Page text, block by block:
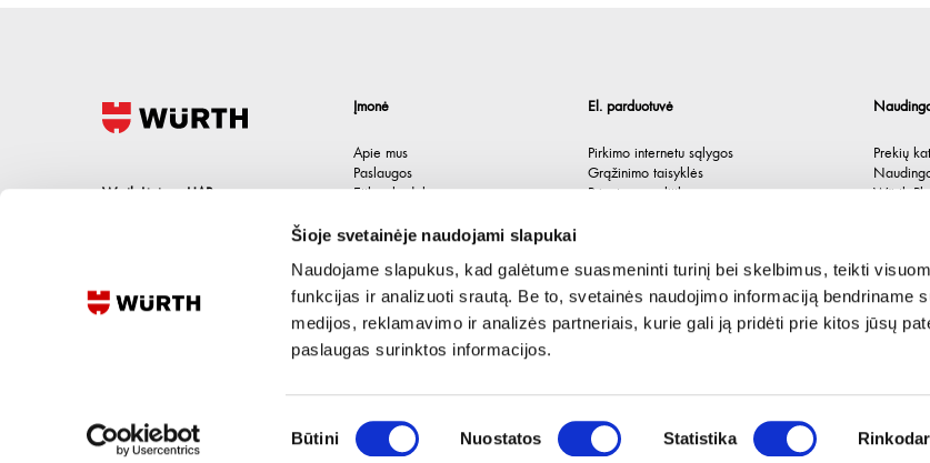
Šioje svetainėje naudojami slapukai
Naudojame slapukus, kad galėtume suasmeninti turinį bei skelbimus, teikti
funkcijas ir analizuoti srautą. Be to, svetainės naudojimo informaciją bendriname
medijos, reklamavimo ir analizės partneriais, kurie gali ją pridėti prie kitos jūsų
paslaugas surinktos informacijos.
pasirinkimas
Būtini Nuostatos Statistika
Wurth Lietuva UAB
Lietuva
Įmonė
Apie mus
Paslaugos
Etikos kodeksas
Kontaktai
El. parduotuvė
Pirkimo internetu sąlygos
Grąžinimo taisyklės
Privatumo politika
Prekių
Würth
©2026UAB Wurth Lietuva